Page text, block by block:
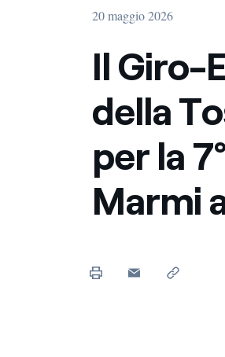
20 maggio 2026
Il Giro-
della
per la
Marmi